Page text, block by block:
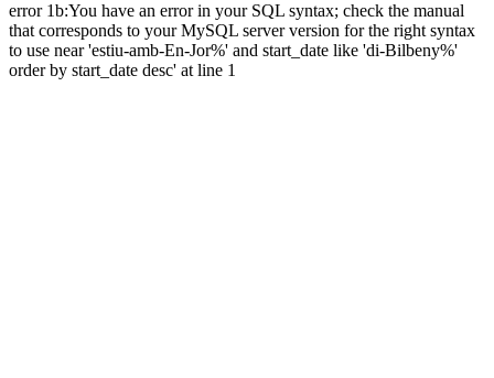
error 1b:You have an error in your SQL syntax; check the manual
that corresponds to your MySQL server version for the right syntax
to use near 'estiu-amb-En-Jor%' and start_date like 'di-Bilbeny%'
order by start_date desc' at line 1